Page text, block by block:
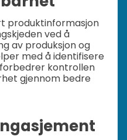
produktinformasjon
ved å
av produksjon og
med å identifisere
kontrollen
gjennom bedre